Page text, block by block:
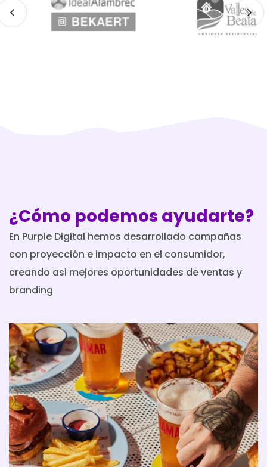
¿Cómo podemos ayudarte?
En Purple Digital hemos desarrollado campañas
con proyección e impacto en el consumidor,
creando asi mejores oportunidades de ventas y
branding